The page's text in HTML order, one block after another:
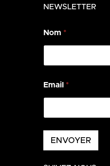
NEWSLETTER
E
m
*
Nom *
Email *
ENVOYER